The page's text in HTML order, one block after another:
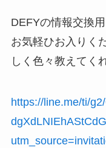
DEFYの情報交換
お気軽ひお入りく
しく色々教えてく
https://line.me/ti/